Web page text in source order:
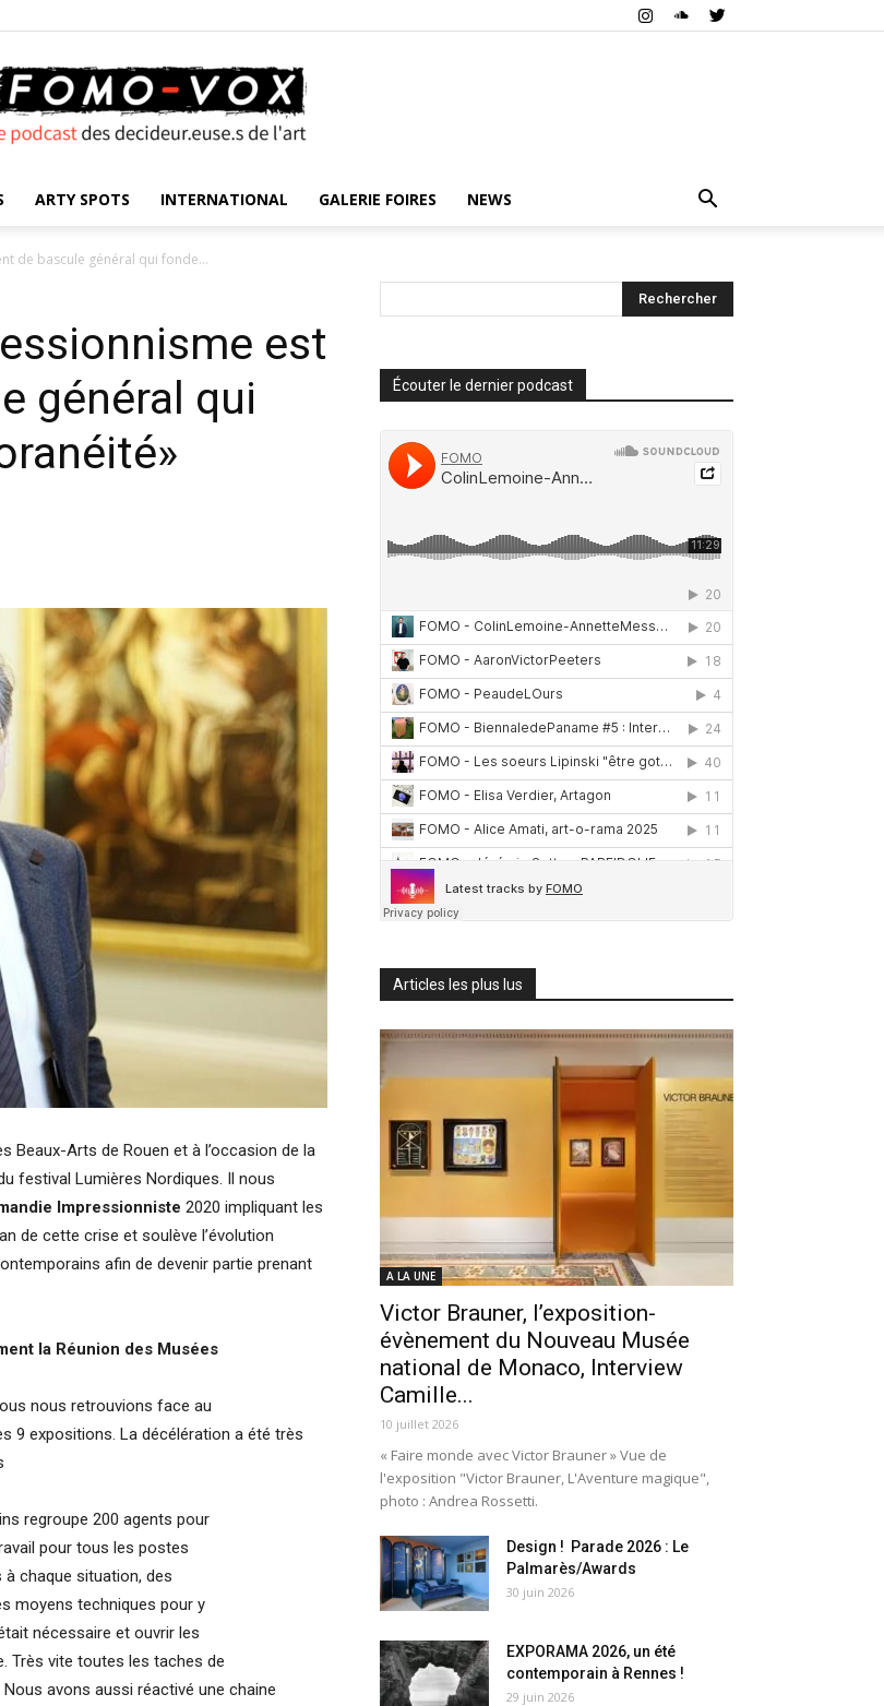
VOX
ARTY SPOTS INTERNATIONAL GALERIE FOIRES NEWS
de bascule général qui fonde...
est
général qui
Beaux-Arts de Rouen et à l’occasion de la
festival Lumières Nordiques. Il nous
Impressionniste 2020 impliquant les
de cette crise et soulève l’évolution
afin de devenir partie prenant
la Réunion des Musées
nous retrouvions face au
9 expositions. La décélération a été très
regroupe 200 agents pour
pour tous les postes
chaque situation, des
moyens techniques pour y
nécessaire et ouvrir les
Très vite toutes les taches de
avons aussi réactivé une chaine
Écouter le dernier podcast
Articles les plus lus
A LA UNE
Victor Brauner, l’exposition-
évènement du Nouveau Musée
national de Monaco, Interview
Camille...
10 juillet 2026
« Faire monde avec Victor Brauner » Vue de
l'exposition "Victor Brauner, L'Aventure magique",
photo : Andrea Rossetti.
Design ! Parade 2026 : Le
Palmarès/Awards
30 juin 2026
EXPORAMA 2026, un été
contemporain à Rennes !
29 juin 2026